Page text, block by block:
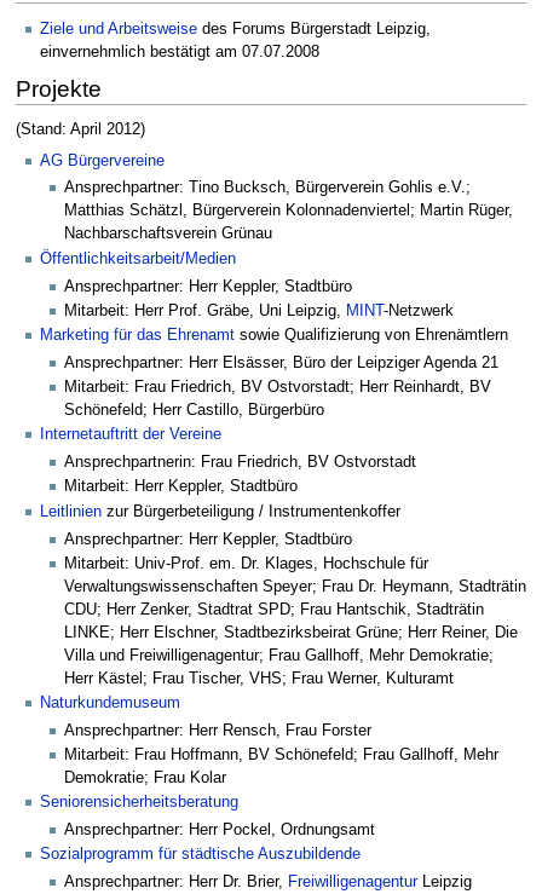
Ziele und Arbeitsweise des Forums Bürgerstadt Leipzig,
einvernehmlich bestätigt am 07.07.2008
Projekte
(Stand: April 2012)
AG Bürgervereine
Ansprechpartner: Tino Bucksch, Bürgerverein Gohlis e.V.;
Matthias Schätzl, Bürgerverein Kolonnadenviertel; Martin Rüger,
Nachbarschaftsverein Grünau
Öffentlichkeitsarbeit/Medien
Ansprechpartner: Herr Keppler, Stadtbüro
Mitarbeit: Herr Prof. Gräbe, Uni Leipzig,
MINT-Netzwerk
Marketing für das Ehrenamt sowie Qualifizierung von Ehrenämtlern
Ansprechpartner: Herr Elsässer, Büro der Leipziger Agenda 21
Mitarbeit: Frau Friedrich, BV Ostvorstadt; Herr Reinhardt, BV
Schönefeld; Herr Castillo, Bürgerbüro
Internetauftritt der Vereine
Ansprechpartnerin: Frau Friedrich, BV Ostvorstadt
Mitarbeit: Herr Keppler, Stadtbüro
Leitlinien zur Bürgerbeteiligung / Instrumentenkoffer
Ansprechpartner: Herr Keppler, Stadtbüro
Mitarbeit: Univ-Prof. em. Dr. Klages, Hochschule für
Verwaltungswissenschaften Speyer; Frau Dr. Heymann, Stadträtin
CDU; Herr Zenker, Stadtrat SPD; Frau Hantschik, Stadträtin
LINKE; Herr Elschner, Stadtbezirksbeirat Grüne; Herr Reiner, Die
Villa und Freiwilligenagentur; Frau Gallhoff, Mehr Demokratie;
Herr Kästel; Frau Tischer, VHS; Frau Werner, Kulturamt
Naturkundemuseum
Ansprechpartner: Herr Rensch, Frau Forster
Mitarbeit: Frau Hoffmann, BV Schönefeld; Frau Gallhoff, Mehr
Demokratie; Frau Kolar
Seniorensicherheitsberatung
Ansprechpartner: Herr Pockel, Ordnungsamt
Sozialprogramm für städtische Auszubildende
Ansprechpartner: Herr Dr. Brier, FreiwilligenagenturLeipzig